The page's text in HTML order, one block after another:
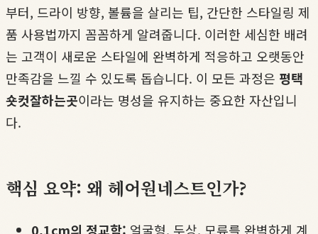
부터, 드라이 방향, 볼륨을 살리는 팁, 간단한 스타일링 제
품 사용법까지 꼼꼼하게 알려줍니다. 이러한 세심한 배려
는 고객이 새로운 스타일에 완벽하게 적응하고 오랫동안
만족감을 느낄 수 있도록 돕습니다. 이 모든 과정은 평택
숏컷잘하는곳이라는 명성을 유지하는 중요한 자산입니
다.
핵심 요약: 왜 헤어원네스트인가?
0.1cm의 정교함: 얼굴형, 두상, 모류를 완벽하게 계